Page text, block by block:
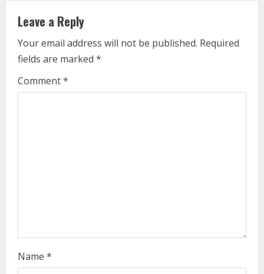
n
u
e
R
g
Leave a Reply
Your email address will not be published. Required
fields are marked *
Comment*
Name *